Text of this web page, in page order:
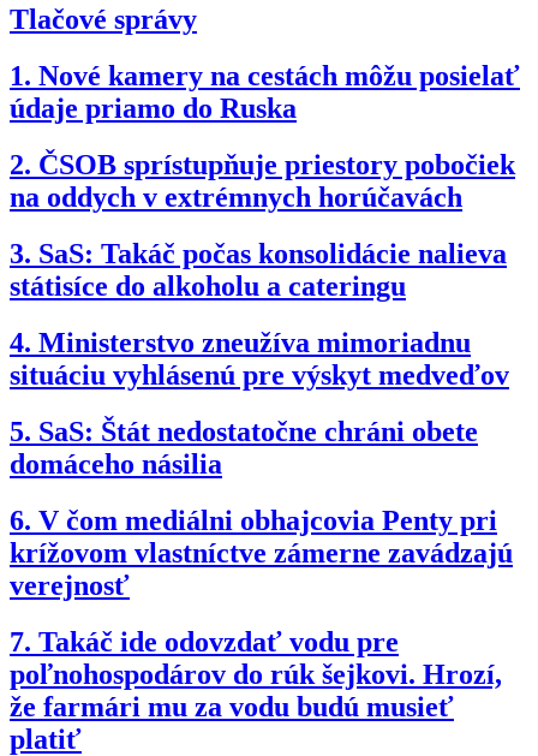
Tlačové správy
1. Nové kamery na cestách môžu posielať
údaje priamo do Ruska
2. ČSOB sprístupňuje priestory pobočiek
na oddych v extrémnych horúčavách
3. SaS: Takáč počas konsolidácie nalieva
státisíce do alkoholu a cateringu
4. Ministerstvo zneužíva mimoriadnu
situáciu vyhlásenú pre výskyt medveďov
5. SaS: Štát nedostatočne chráni obete
domáceho násilia
6. V čom mediálni obhajcovia Penty pri
krížovom vlastníctve zámerne zavádzajú
verejnosť
7. Takáč ide odovzdať vodu pre
poľnohospodárov do rúk šejkovi. Hrozí,
že farmári mu za vodu budú musieť
platiť